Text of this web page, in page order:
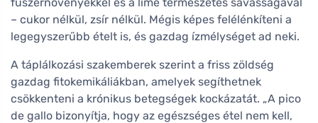
– cukor nélkül, zsír nélkül. Mégis képes felélénkíteni a
legegyszerűbb ételt is, és gazdag ízmélységet ad neki.
A táplálkozási szakemberek szerint a friss zöldség
gazdag fitokemikáliákban, amelyek segíthetnek
csökkenteni a krónikus betegségek kockázatát. „A pico
de gallo bizonyítja, hogy az egészséges étel nem kell,